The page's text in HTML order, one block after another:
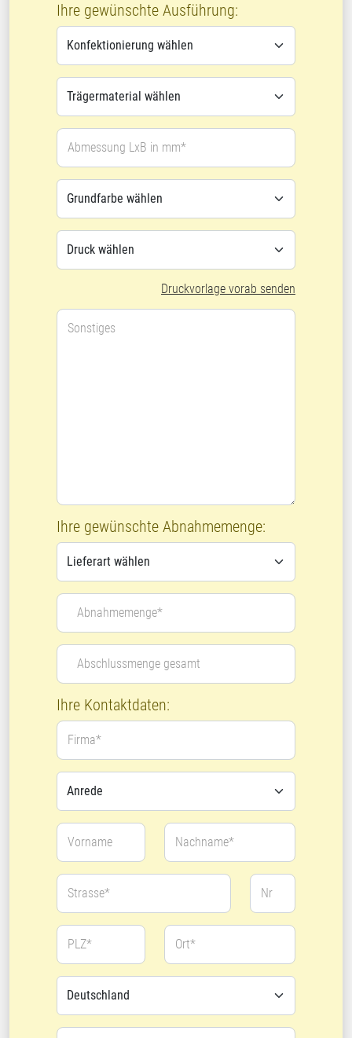
Ihre gewünschte Ausführung:
Abmessung LxB in mm*
Druckvorlage vorab senden
Sonstiges
Ihre gewünschte Abnahmemenge:
Abnahmemenge*
Abschlussmenge gesamt
Ihre Kontaktdaten:
Firma*
Vorname Nachname*
Strasse* Nr
PLZ* Ort*